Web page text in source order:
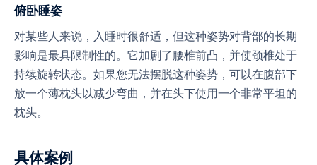
俯卧睡姿
对某些人来说，入睡时很舒适，但这种姿势对背部的长期
影响是最具限制性的。它加剧了腰椎前凸，并使颈椎处于
持续旋转状态。如果您无法摆脱这种姿势，可以在腹部下
放一个薄枕头以减少弯曲，并在头下使用一个非常平坦的
枕头。
具体案例